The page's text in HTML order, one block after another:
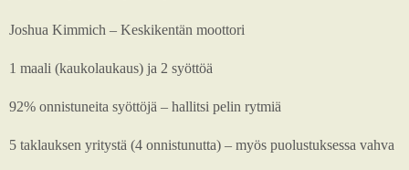
Joshua Kimmich – Keskikentän moottori
1 maali (kaukolaukaus) ja 2 syöttöä
92% onnistuneita syöttöjä – hallitsi pelin rytmiä
5 taklauksen yritystä (4 onnistunutta) – myös puolustuksessa vahva